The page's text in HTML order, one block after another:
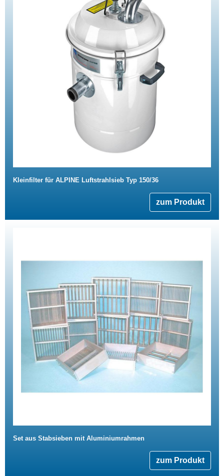
Kleinfilter für ALPINE Luftstrahlsieb Typ 150/36
zum Produkt
Set aus Stabsieben mit Aluminiumrahmen
zum Produkt